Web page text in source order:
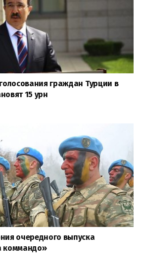
граждан Турции в
15 урн
очередного выпуска
коммандо»